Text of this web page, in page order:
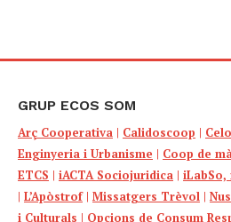
GRUP ECOS SOM
Arç Cooperativa | Calidoscoop |
Enginyeria i Urbanisme | Coop de mà
ETCS | iACTA Sociojuridica | iLabSo,
| L’Apòstrof| Missatgers Trèvol |
i Culturals | Opcions de Consum